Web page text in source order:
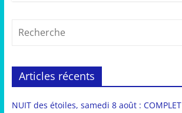
Articles récents
NUIT des étoiles, samedi 8 août : COMPLET